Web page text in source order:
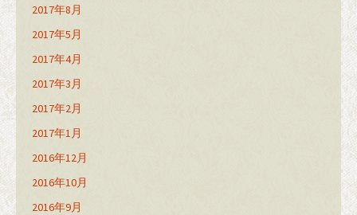
2017年8月
2017年5月
2017年4月
2017年3月
2017年2月
2017年1月
2016年12月
2016年10月
2016年9月